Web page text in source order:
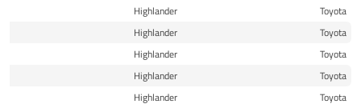
Toyota
Highlander
Toyota
Highlander
Toyota
Highlander
Toyota
Highlander
Toyota
Highlander